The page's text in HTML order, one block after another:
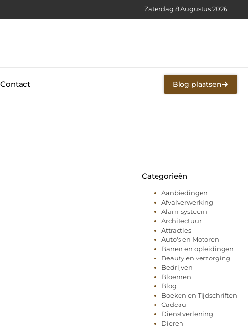
Zaterdag 8 Augustus 2026
Contact Blog plaatsen
Categorieën
Aanbiedingen
Afvalverwerking
Alarmsysteem
Architectuur
Attracties
Auto's en Motoren
Banen en opleidingen
Beauty en verzorging
Bedrijven
Bloemen
Blog
Boeken en Tijdschriften
Cadeau
Dienstverlening
Dieren